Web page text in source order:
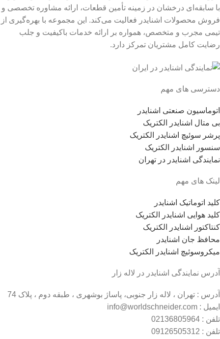
با سابقه‌ای درخشان در زمینه تأمین قطعات، ارائه مشاوره تخصصی و
فروش محصولات اشنایدر فعالیت می‌کند. این مجموعه با بهره‌گیری از
تیمی مجرب و متخصص، همواره بر ارائه خدمات باکیفیت و جلب
رضایت کامل مشتریان تمرکز دارد.
دسترسی های مهم
اتوماسیون صنعتی اشنایدر
بی متال اشنایدر الکتریک
پرشر سوئیچ اشنایدر الکتریک
سنسور اشنایدر الکتریک
نمایندگی اشنایدر در تهران
لینک های مهم
کلید اتوماتیک اشنایدر
کلید هوایی اشنایدر الکتریک
کنتاکتور اشنایدر الکتریک
محافظ جان اشنایدر
میکروسوئیچ اشنایدر الکتریک
آدرس نمایندگی اشنایدر در لاله زار
آدرس : تهران ، لاله زار جنوبی، پاساژ بوشهری ، طبقه دوم ، پلاک 74
ایمیل : info@worldschneider.com
تلفن : 02136805964
تلفن : 09126505312